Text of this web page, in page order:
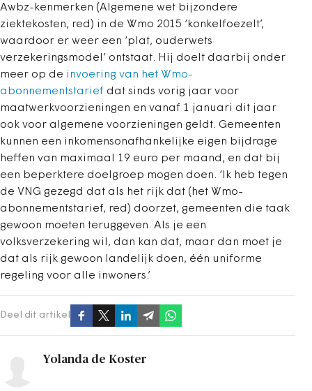
Awbz-kenmerken (Algemene wet bijzondere
ziektekosten, red) in de Wmo 2015 ‘konkelfoezelt’,
waardoor er weer een ‘plat, ouderwets
verzekeringsmodel’ ontstaat. Hij doelt daarbij onder
meer op de invoering van het Wmo-
abonnementstarief dat sinds vorig jaar voor
maatwerkvoorzieningen en vanaf 1 januari dit jaar
ook voor algemene voorzieningen geldt. Gemeenten
kunnen een inkomensonafhankelijke eigen bijdrage
heffen van maximaal 19 euro per maand, en dat bij
een beperktere doelgroep mogen doen. ‘Ik heb tegen
de VNG gezegd dat als het rijk dat (het Wmo-
abonnementstarief, red) doorzet, gemeenten die taak
gewoon moeten teruggeven. Als je een
volksverzekering wil, dan kan dat, maar dan moet je
dat als rijk gewoon landelijk doen, één uniforme
regeling voor alle inwoners.’
Deel dit artikel
Yolanda de Koster